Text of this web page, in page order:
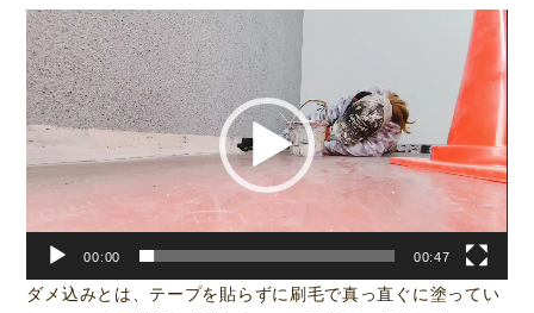
動
画
プ
レ
ー
ヤ
00:00 00:47
ダメ込みとは、テープを貼らずに刷毛で真っ直ぐに塗ってい